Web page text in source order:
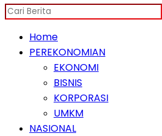
Home
PEREKONOMIAN
EKONOMI
BISNIS
KORPORASI
UMKM
NASIONAL